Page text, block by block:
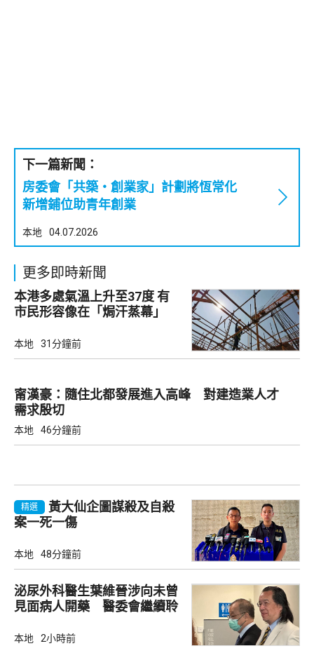
下一篇新聞：
房委會「共築・創業家」計劃將恆常化
新增鋪位助青年創業
本地 04.07.2026
更多即時新聞
本港多處氣溫上升至37度 有
市民形容像在「焗汗蒸幕」
本地 31分鐘前
甯漢豪：隨住北都發展進入高峰 對建造業人才
需求殷切
本地 46分鐘前
精選
黃大仙企圖謀殺及自殺
案一死一傷
本地 48分鐘前
泌尿外科醫生葉維晉涉向未曾
見面病人開藥 醫委會繼續聆
本地 2小時前